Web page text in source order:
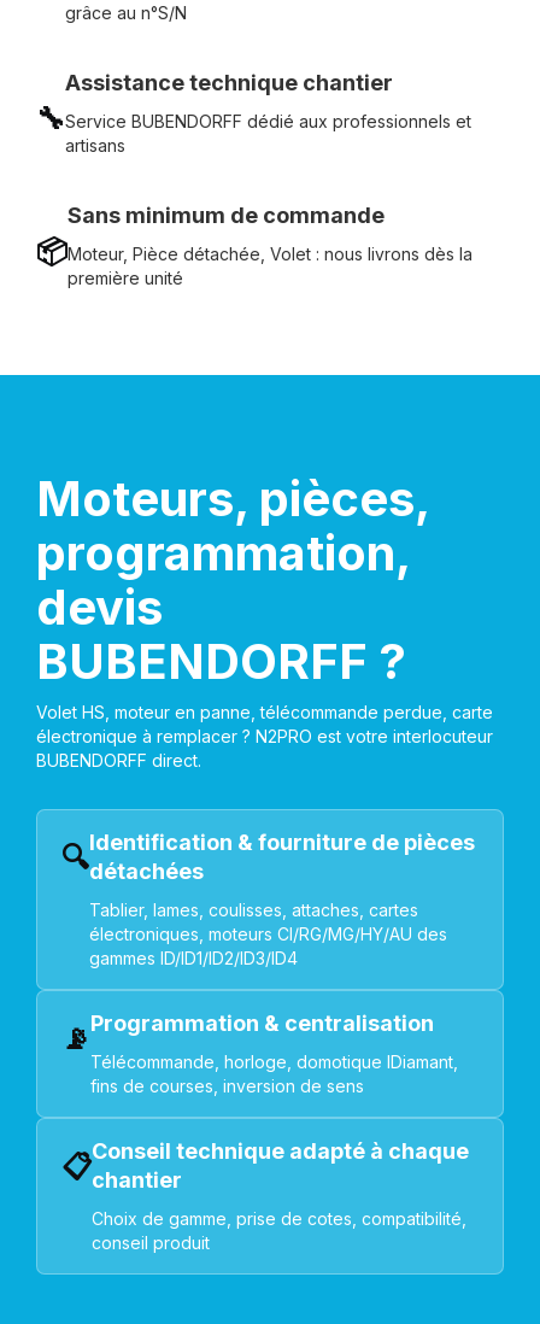
grâce au n°S/N
🔧
Assistance technique chantier
Service BUBENDORFF dédié aux professionnels et
artisans
📦
Sans minimum de commande
Moteur, Pièce détachée, Volet : nous livrons dès la
première unité
Moteurs, pièces,
programmation,
devis
BUBENDORFF ?
Volet HS, moteur en panne, télécommande perdue, carte
électronique à remplacer ? N2PRO est votre interlocuteur
BUBENDORFF direct.
🔍Identification & fourniture de pièces
détachées
Tablier, lames, coulisses, attaches, cartes
électroniques, moteurs CI/RG/MG/HY/AU des
gammes ID/ID1/ID2/ID3/ID4
📡Programmation & centralisation
Télécommande, horloge, domotique IDiamant,
fins de courses, inversion de sens
📋Conseil technique adapté à chaque
chantier
Choix de gamme, prise de cotes, compatibilité,
conseil produit